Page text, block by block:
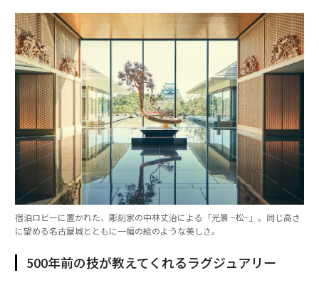
宿泊ロビーに置かれた、彫刻家の中林丈治による「光景 −松−」。同じ高さ
に望める名古屋城とともに一幅の絵のような美しさ。
500年前の技が教えてくれるラグジュアリー